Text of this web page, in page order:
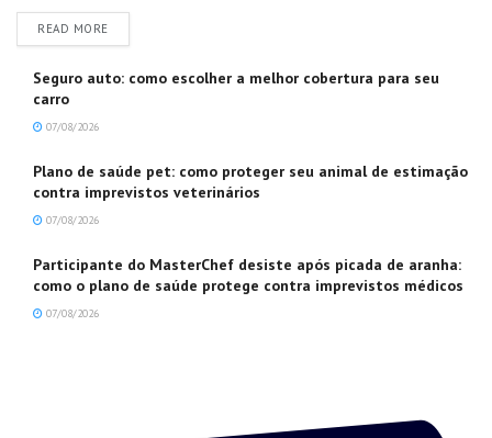
READ MOREDETAILS
Seguro auto: como escolher a melhor cobertura para seu
carro
07/08/2026
Plano de saúde pet: como proteger seu animal de estimação
contra imprevistos veterinários
07/08/2026
Participante do MasterChef desiste após picada de aranha:
como o plano de saúde protege contra imprevistos médicos
07/08/2026